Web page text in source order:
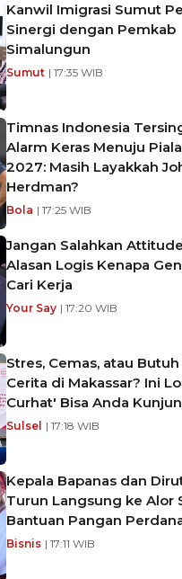
Kanwil Imigrasi Sumut
Sinergi dengan Pemkab
Simalungun
Sumut | 17:35 WIB
Timnas Indonesia
Alarm Keras Menuju
2027: Masih Layakkah
Herdman?
Bola | 17:25 WIB
Jangan Salahkan
Alasan Logis Kenapa
Cari Kerja
Your Say | 17:20 WIB
Stres, Cemas, atau
Cerita di Makassar? Ini
Curhat' Bisa Anda
Sulsel | 17:18 WIB
Kepala Bapanas dan
Turun Langsung ke Alor
Bantuan Pangan
Bisnis | 17:11 WIB